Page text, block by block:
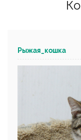
Рыжая_кошка